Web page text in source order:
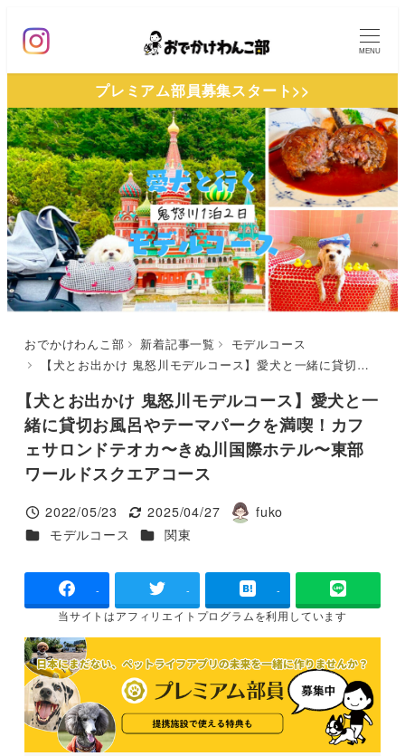
ン
ン
テ
ン
ツ
へ
移
動
MENU
プレミアム部員募集スタート>>
おでかけわんこ部 新着記事一覧
モデルコース
【犬とお出かけ 鬼怒川モデルコース】愛犬と一緒に貸切お風呂やテーマパークを満喫！カフェサロンドテオカ〜きぬ川国際ホテル〜東部ワールドスクエアコース
【犬とお出かけ 鬼怒川モデルコース】愛犬と一
緒に貸切お風呂やテーマパークを満喫！カフ
ェサロンドテオカ〜きぬ川国際ホテル〜東部
ワールドスクエアコース
投稿日
2022/05/23
更新日
2025/04/27
著
fuko
カテゴリー
モデルコース カテゴリー
関東
- - -
当サイトはアフィリエイトプログラムを利用しています